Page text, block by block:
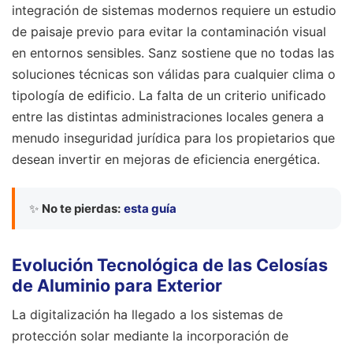
integración de sistemas modernos requiere un estudio
de paisaje previo para evitar la contaminación visual
en entornos sensibles. Sanz sostiene que no todas las
soluciones técnicas son válidas para cualquier clima o
tipología de edificio. La falta de un criterio unificado
entre las distintas administraciones locales genera a
menudo inseguridad jurídica para los propietarios que
desean invertir en mejoras de eficiencia energética.
✨ No te pierdas: esta guía
Evolución Tecnológica de las Celosías
de Aluminio para Exterior
La digitalización ha llegado a los sistemas de
protección solar mediante la incorporación de